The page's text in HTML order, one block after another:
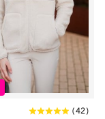
(42)